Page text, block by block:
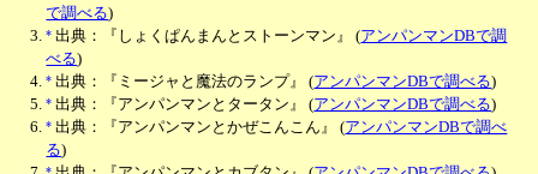
で調べる)
* 出典：『しょくぱんまんとストーンマン』(アンパンマンDBで調
べる)
* 出典：『ミージャと魔法のランプ』(アンパンマンDBで調べる)
* 出典：『アンパンマンとタータン』(アンパンマンDBで調べる)
* 出典：『アンパンマンとかぜこんこん』(アンパンマンDBで調べ
る)
*